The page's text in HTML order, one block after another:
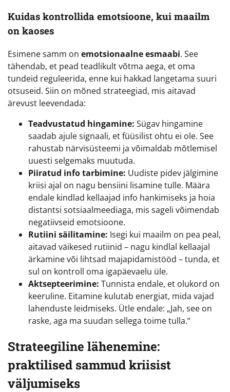
Kuidas kontrollida emotsioone, kui maailm
on kaoses
Esimene samm on emotsionaalne esmaabi. See
tähendab, et pead teadlikult võtma aega, et oma
tundeid reguleerida, enne kui hakkad langetama suuri
otsuseid. Siin on mõned strateegiad, mis aitavad
ärevust leevendada:
Teadvustatud hingamine: Sügav hingamine
saadab ajule signaali, et füüsilist ohtu ei ole. See
rahustab närvisüsteemi ja võimaldab mõtlemisel
uuesti selgemaks muutuda.
Piiratud info tarbimine: Uudiste pidev jälgimine
kriisi ajal on nagu bensiini lisamine tulle. Määra
endale kindlad kellaajad info hankimiseks ja hoia
distantsi sotsiaalmeediaga, mis sageli võimendab
negatiivseid emotsioone.
Rutiini säilitamine: Isegi kui maailm on pea peal,
aitavad väikesed rutiinid – nagu kindlal kellaajal
ärkamine või lihtsad majapidamistööd – tunda, et
sul on kontroll oma igapäevaelu üle.
Aktsepteerimine: Tunnista endale, et olukord on
keeruline. Eitamine kulutab energiat, mida vajad
lahenduste leidmiseks. Ütle endale: „Jah, see on
raske, aga ma suudan sellega toime tulla.“
Strateegiline lähenemine:
praktilised sammud kriisist
väljumiseks